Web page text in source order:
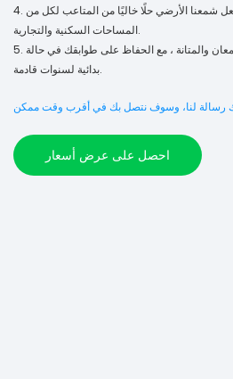
4. سهلة التطبيق والصيانة تجعل شمعنا الأرضي حلًا خاليًا من المتاعب لكل من
المساحات السكنية والتجارية.
5. توفر شمعتنا مستوى عالٍ من اللمعان والمتانة ، مع الحفاظ على طوابقك في حالة
بدائية لسنوات قادمة.
احصل على عرض أسعار